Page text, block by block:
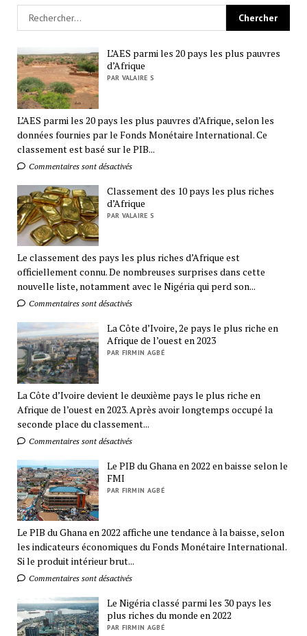
L’AES parmi les 20 pays les plus pauvres
d’Afrique
PAR VALAIRE S
L’AES parmi les 20 pays les plus pauvres d’Afrique, selon les
données fournies par le Fonds Monétaire International. Ce
classement est basé sur le PIB...
Commentaires sont désactivés
Classement des 10 pays les plus riches
d’Afrique
PAR VALAIRE S
Le classement des pays les plus riches d’Afrique est
officiellement connu. De nombreuses surprises dans cette
nouvelle liste, notamment avec le Nigéria qui perd son...
Commentaires sont désactivés
La Côte d’Ivoire, 2e pays le plus riche en
Afrique de l’ouest en 2023
PAR FIRMIN AGBÉ
La Côte d’Ivoire devient le deuxième pays le plus riche en
Afrique de l’ouest en 2023. Après avoir longtemps occupé la
seconde place du classement...
Commentaires sont désactivés
Le PIB du Ghana en 2022 en baisse selon le
FMI
PAR FIRMIN AGBÉ
Le PIB du Ghana en 2022 affiche une tendance à la baisse, selon
les indicateurs économiques du Fonds Monétaire International.
Si le produit intérieur brut...
Commentaires sont désactivés
Le Nigéria classé parmi les 30 pays les
plus riches du monde en 2022
PAR FIRMIN AGBÉ